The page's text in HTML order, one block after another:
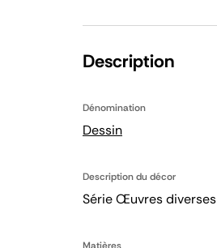
Description
Dénomination
Dessin
Description du décor
Série Œuvres diverses